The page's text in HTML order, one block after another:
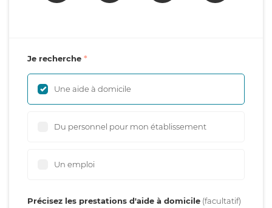
Je recherche
Une aide à domicile
Du personnel pour mon établissement
Un emploi
Précisez les prestations d'aide à domicile